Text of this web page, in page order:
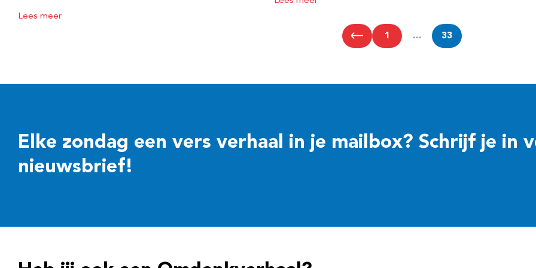
Lees meer
1 … 33
Elke zondag een vers verhaal in je mailbox? Schrijf je in
nieuwsbrief!